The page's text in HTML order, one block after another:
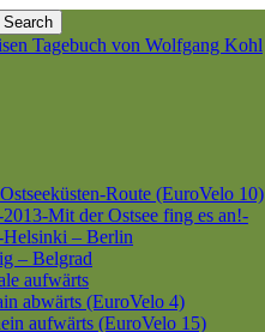
Search
Route (EuroVelo 10)
2013-Mit der Ostsee fing es an!-
Helsinki – Berlin
– Belgrad
aufwärts
abwärts (EuroVelo 4)
aufwärts (EuroVelo 15)